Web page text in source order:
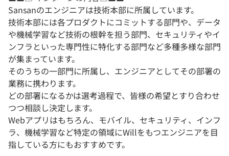
Sansanのエンジニアは技術本部に所属しています。
技術本部には各プロダクトにコミットする部門や、データ
や機械学習など技術の根幹を担う部門、セキュリティやイ
ンフラといった専門性に特化する部門など多種多様な部門
が集まっています。
そのうちの一部門に所属し、エンジニアとしてその部署の
業務に携わります。
どの部署になるかは選考過程で、皆様の希望とすり合わせ
つつ相談し決定します。
Webアプリはもちろん、モバイル、セキュリティ、インフ
ラ、機械学習など特定の領域にWillをもつエンジニアを目
指している方にもおすすめです。